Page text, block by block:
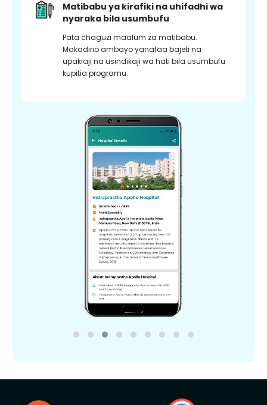
Matibabu ya kirafiki na uhifadhi wa
nyaraka bila usumbufu
Pata chaguzi maalum za matibabu.
Makadirio ambayo yanafaa bajeti na
upakiaji na usindikaji wa hati bila usumbufu
kupitia programu.